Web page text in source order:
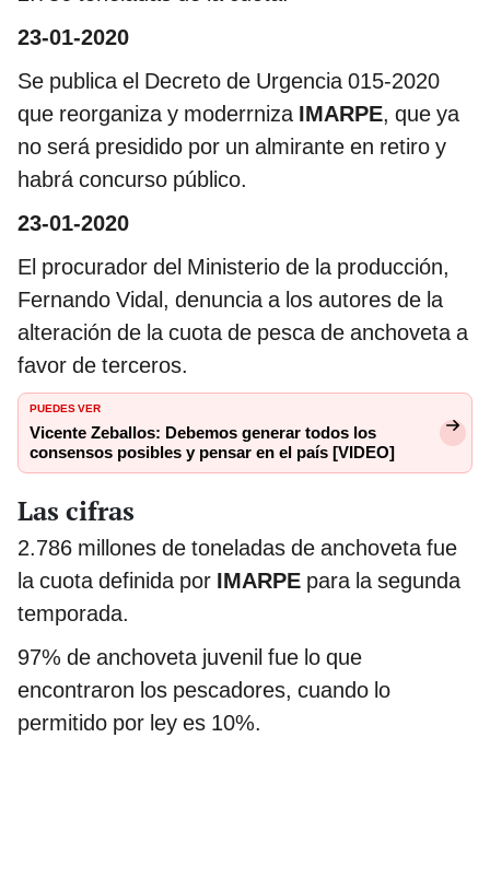
23-01-2020
Se publica el Decreto de Urgencia 015-2020
que reorganiza y moderrniza IMARPE, que ya
no será presidido por un almirante en retiro y
habrá concurso público.
23-01-2020
El procurador del Ministerio de la producción,
Fernando Vidal, denuncia a los autores de la
alteración de la cuota de pesca de anchoveta a
favor de terceros.
PUEDES VER
Vicente Zeballos: Debemos generar todos los
consensos posibles y pensar en el país [VIDEO]
Las cifras
2.786 millones de toneladas de anchoveta fue
la cuota definida por IMARPE para la segunda
temporada.
97% de anchoveta juvenil fue lo que
encontraron los pescadores, cuando lo
permitido por ley es 10%.